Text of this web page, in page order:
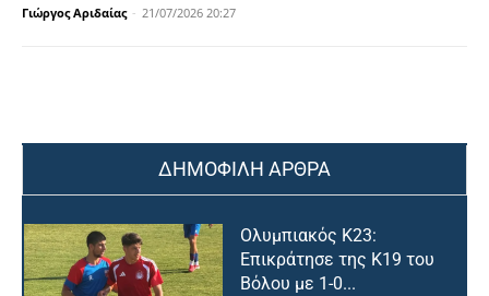
Γιώργος Αριδαίας - 21/07/2026 20:27
ΔΗΜΟΦΙΛΗ ΑΡΘΡΑ
Ολυμπιακός Κ23:
Επικράτησε της Κ19 του
Βόλου με 1-0...